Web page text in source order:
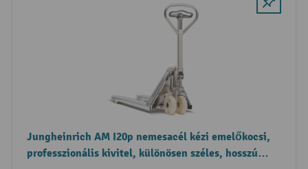
Jungheinrich AM I20p nemesacél kézi emelőkocsi,
professzionális kivitel, különösen széles, hosszú